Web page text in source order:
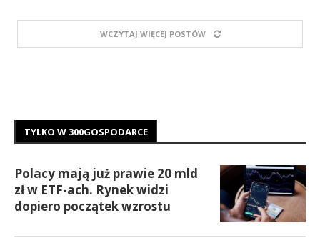
WCZYTAJ WIĘCEJ POSTÓW
TYLKO W 300GOSPODARCE
Polacy mają już prawie 20 mld
zł w ETF-ach. Rynek widzi
dopiero początek wzrostu